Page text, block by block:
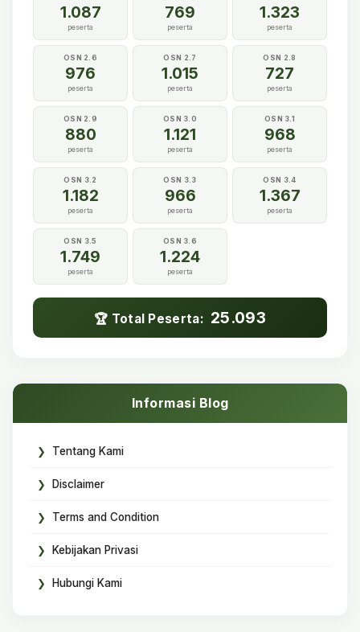
1.087
peserta
769
peserta
1.323
peserta
OSN 2.6
976
peserta
OSN 2.7
1.015
peserta
OSN 2.8
727
peserta
OSN 2.9
880
peserta
OSN 3.0
1.121
peserta
OSN 3.1
968
peserta
OSN 3.2
1.182
peserta
OSN 3.3
966
peserta
OSN 3.4
1.367
peserta
OSN 3.5
1.749
peserta
OSN 3.6
1.224
peserta
🏆 Total Peserta: 25.093
Informasi Blog
Tentang Kami
Disclaimer
Terms and Condition
Kebijakan Privasi
Hubungi Kami